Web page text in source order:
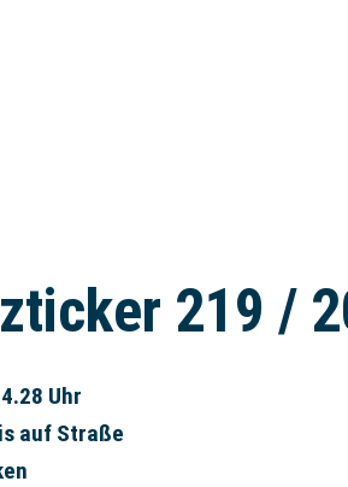
219 /
Uhr
auf Straße